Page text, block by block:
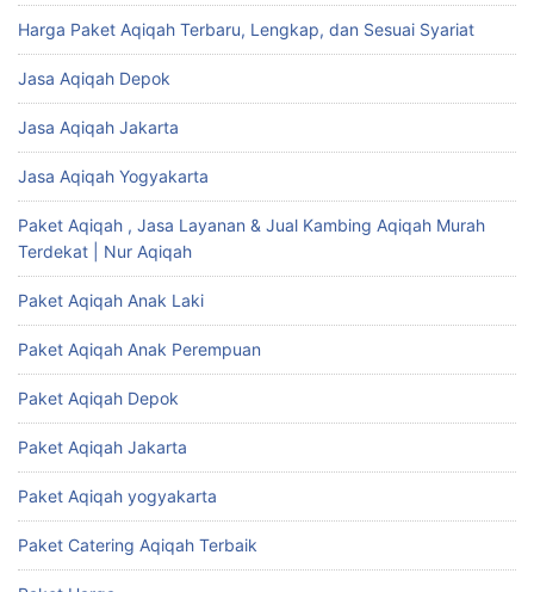
Harga Paket Aqiqah Terbaru, Lengkap, dan Sesuai Syariat
Jasa Aqiqah Depok
Jasa Aqiqah Jakarta
Jasa Aqiqah Yogyakarta
Paket Aqiqah , Jasa Layanan & Jual Kambing Aqiqah Murah
Terdekat | Nur Aqiqah
Paket Aqiqah Anak Laki
Paket Aqiqah Anak Perempuan
Paket Aqiqah Depok
Paket Aqiqah Jakarta
Paket Aqiqah yogyakarta
Paket Catering Aqiqah Terbaik